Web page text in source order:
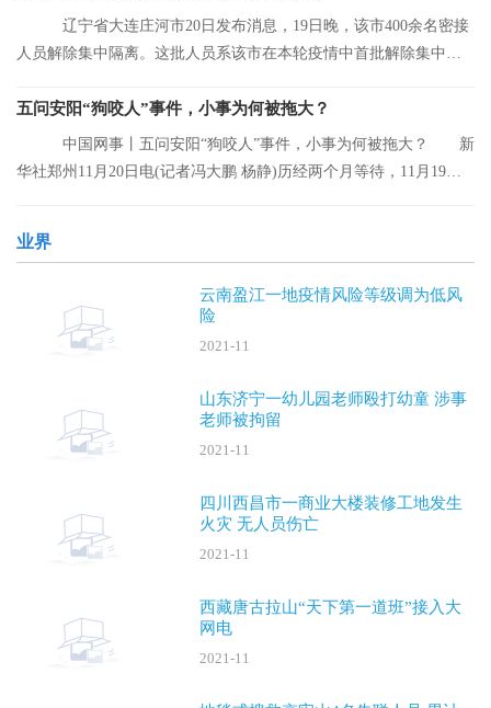
辽宁省大连庄河市20日发布消息，19日晚，该市400余名密接
人员解除集中隔离。这批人员系该市在本轮疫情中首批解除集中隔
五问安阳“狗咬人”事件，小事为何被拖大？
中国网事丨五问安阳“狗咬人”事件，小事为何被拖大？ 新
华社郑州11月20日电(记者冯大鹏 杨静)历经两个月等待，11月19日
业界
云南盈江一地疫情风险等级调为低风
险
2021-11
山东济宁一幼儿园老师殴打幼童 涉事
老师被拘留
2021-11
四川西昌市一商业大楼装修工地发生
火灾 无人员伤亡
2021-11
西藏唐古拉山“天下第一道班”接入大
网电
2021-11